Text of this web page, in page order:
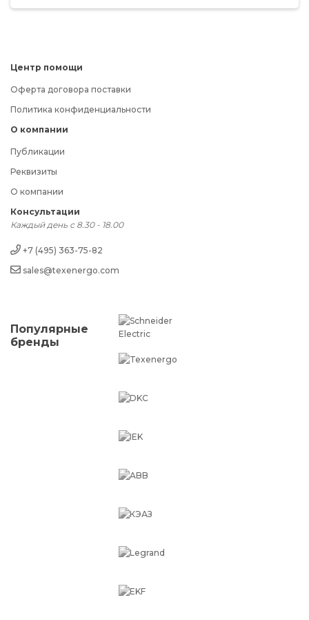
Центр помощи
Оферта договора поставки
Политика конфиденциальности
О компании
Публикации
Реквизиты
О компании
Консультации
Каждый день с 8.30 - 18.00
+7 (495) 363-75-82
sales@texenergo.com
Популярные
бренды